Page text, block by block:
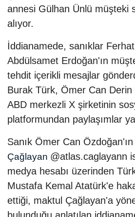
annesi Gülhan Ünlü müşteki
alıyor.
İddianamede, sanıklar
Abdülsamet Erdoğan'ın
tehdit içerikli mesajlar
Burak Türk, Ömer Can Derin
ABD merkezli X şirketinin
platformundan paylaşımlar
Sanık Ömer Can
Çağlayan @atlas.caglayann
medya hesabı üzerinden
Mustafa Kemal Atatürk'e
ettiği, maktul Çağlayan'a